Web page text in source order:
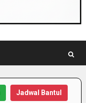
Jadwal Bantul